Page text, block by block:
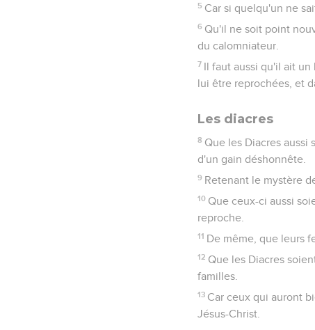
5 Car si quelqu'un ne
6 Qu'il ne soit point
du calomniateur.
7 Il faut aussi qu'il ait
lui être reprochées, et
Les diacres
8 Que les Diacres
d'un gain déshonnête.
9 Retenant le mystère
10 Que ceux-ci aussi
reproche.
11 De même, que leurs
12 Que les Diacres
familles.
13 Car ceux qui auront
Jésus-Christ.